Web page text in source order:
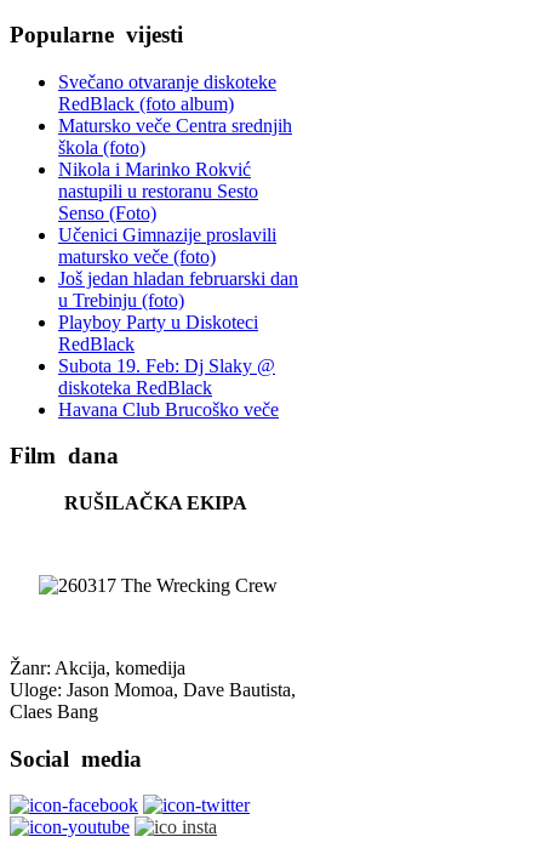
Popularne vijesti
Svečano otvaranje diskoteke
RedBlack (foto album)
Matursko veče Centra srednjih
škola (foto)
Nikola i Marinko Rokvić
nastupili u restoranu Sesto
Senso (Foto)
Učenici Gimnazije proslavili
matursko veče (foto)
Još jedan hladan februarski dan
u Trebinju (foto)
Playboy Party u Diskoteci
RedBlack
Subota 19. Feb: Dj Slaky @
diskoteka RedBlack
Havana Club Brucoško veče
Film dana
RUŠILAČKA EKIPA
Žanr: Akcija, komedija
Uloge: Jason Momoa, Dave Bautista,
Claes Bang
Social media